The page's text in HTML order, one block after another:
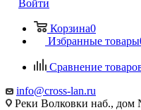
Войти
Корзина0
Избранные товары
Сравнение
info@cross-lan.ru
Реки Волковки наб.,